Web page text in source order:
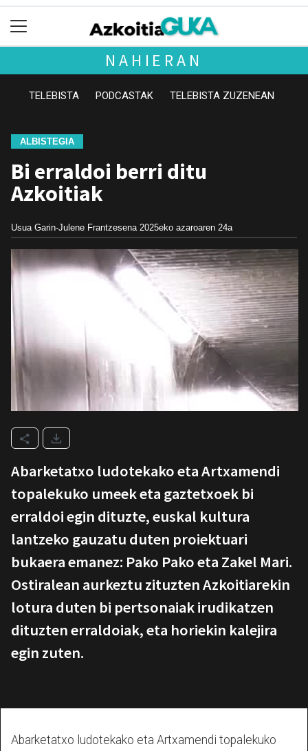
NAHIERAN
TELEBISTA PODCASTAK TELEBISTA ZUZENEAN
ALBISTEGIA
Bi erraldoi berri ditu
Azkoitiak
Usua Garin-Julene Frantzesena 2025eko azaroaren 24a
Abarketatxo ludotekako eta Artxamendi
topalekuko umeek eta gaztetxoek bi
erraldoi egin dituzte, euskal kultura
lantzeko gauzatu duten proiektuari
bukaera emanez: Pako Pako eta Zakel Mari.
Ostiralean aurkeztu zituzten Azkoitiarekin
lotura duten bi pertsonaiak irudikatzen
dituzten erraldoiak, eta horiekin kalejira
egin zuten.
Abarketatxo ludotekako eta Artxamendi topalekuko